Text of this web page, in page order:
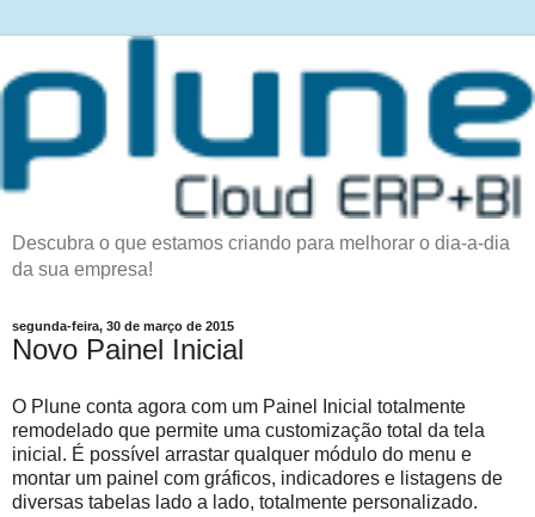
Descubra o que estamos criando para melhorar o dia-a-dia
da sua empresa!
segunda-feira, 30 de março de 2015
Novo Painel Inicial
O Plune conta agora com um Painel Inicial totalmente
remodelado que permite uma customização total da tela
inicial. É possível arrastar qualquer módulo do menu e
montar um painel com gráficos, indicadores e listagens de
diversas tabelas lado a lado, totalmente personalizado.